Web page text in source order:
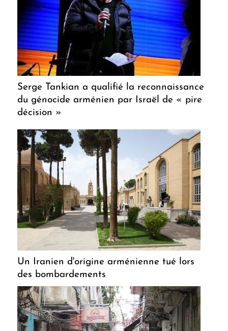
Serge Tankian a qualifié la reconnaissance
du génocide arménien par Israël de « pire
décision »
Un Iranien d'origine arménienne tué lors
des bombardements